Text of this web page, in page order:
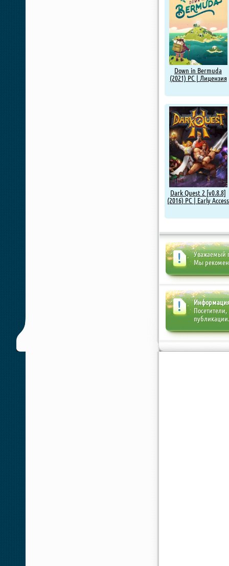
Down in Bermuda
(2021) PC | Лицензия
Dark Quest 2 [v0.8.8]
(2016) PC | Early Access
Уважаемый
Мы
публикации.